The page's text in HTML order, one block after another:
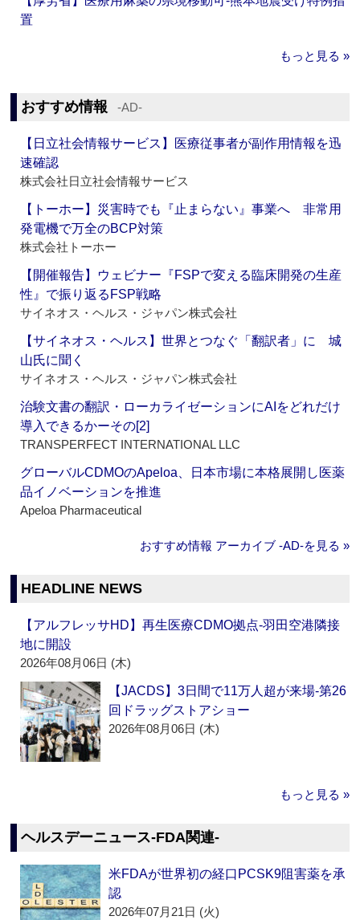
置
もっと見る »
おすすめ情報 ‐AD‐
【日立社会情報サービス】医療従事者が副作用情報を迅
速確認
株式会社日立社会情報サービス
【トーホー】災害時でも『止まらない』事業へ 非常用
発電機で万全のBCP対策
株式会社トーホー
【開催報告】ウェビナー『FSPで変える臨床開発の生産
性』で振り返るFSP戦略
サイネオス・ヘルス・ジャパン株式会社
【サイネオス・ヘルス】世界とつなぐ「翻訳者」に 城
山氏に聞く
サイネオス・ヘルス・ジャパン株式会社
治験文書の翻訳・ローカライゼーションにAIをどれだけ
導入できるかーその[2]
TRANSPERFECT INTERNATIONAL LLC
グローバルCDMOのApeloa、日本市場に本格展開し医薬
品イノベーションを推進
Apeloa Pharmaceutical
おすすめ情報 アーカイブ ‐AD‐を見る »
HEADLINE NEWS
【アルフレッサHD】再生医療CDMO拠点‐羽田空港隣接
地に開設
2026年08月06日 (木)
【JACDS】3日間で11万人超が来場‐第26
回ドラッグストアショー
2026年08月06日 (木)
もっと見る »
ヘルスデーニュース‐FDA関連‐
米FDAが世界初の経口PCSK9阻害薬を承
認
2026年07月21日 (火)